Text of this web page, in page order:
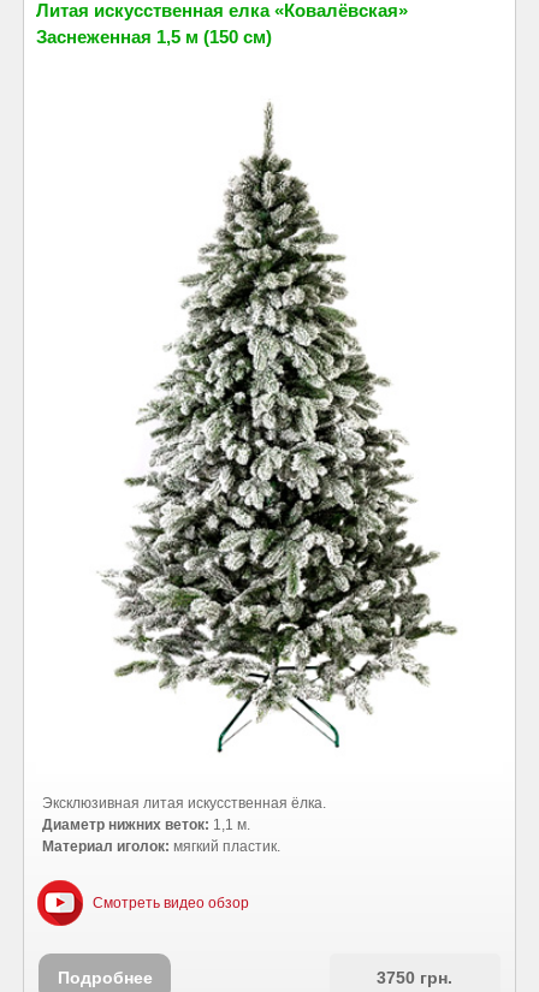
Литая искусственная елка «Ковалёвская»
Заснеженная 1,5 м (150 см)
Эксклюзивная литая искусственная ёлка.
Диаметр нижних веток: 1,1 м.
Материал иголок: мягкий пластик.
Смотреть видео обзор
Подробнее 3750 грн.